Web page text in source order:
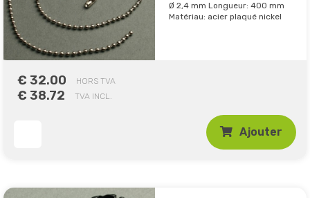
Ø 2,4 mm Longueur: 400 mm
Matériau: acier plaqué nickel
€ 32.00 HORS TVA
€ 38.72 TVA INCL.
Ajouter